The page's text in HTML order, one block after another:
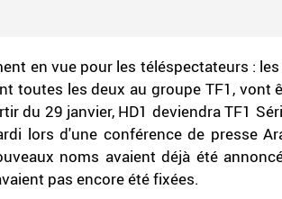
en vue pour les téléspectateurs :
toutes les deux au groupe TF1, vont
du 29 janvier, HD1 deviendra TF1
lors d'une conférence de presse
noms avaient déjà été
pas encore été fixées.